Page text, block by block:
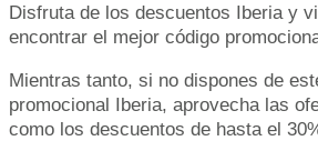
Disfruta de los descuentos Iberia y
encontrar el mejor código
Mientras tanto, si no dispones de
promocional Iberia, aprovecha las
como los descuentos de hasta el